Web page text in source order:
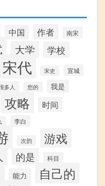
中国 作者 南宋
大学 学校
宋代 宋史 宣城
多人 您的 我是
攻略 时间
李白
次韵 游戏
的是 科目
能力 自己的